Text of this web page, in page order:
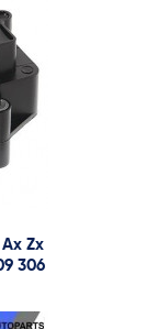
Zx
306